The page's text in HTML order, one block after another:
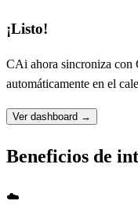
¡Listo!
CAi ahora sincroniza con
automáticamente en el
Ver dashboard →
Beneficios de
☁️